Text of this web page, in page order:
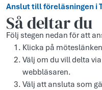
Anslut till föreläsningen i
Så deltar du
Följ stegen nedan för att
Klicka på
Välj om du vill delta
webbläsaren.
Välj att ansluta som